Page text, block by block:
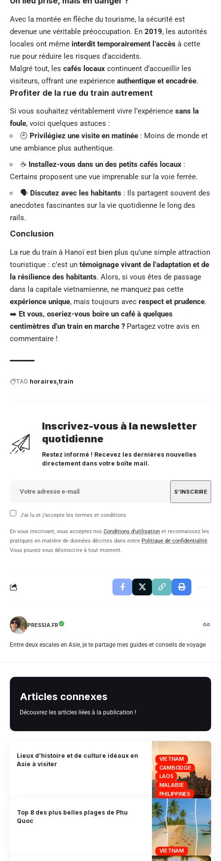
Avec la montée en flèche du tourisme, la sécurité est
devenue une véritable préoccupation. En 2019, les autorités
locales ont même interdit temporairement l’accès à cette
rue pour réduire les risques d’accidents.
Malgré tout, les cafés locaux continuent d’accueillir les
visiteurs, offrant une expérience authentique et encadrée.
Profiter de la rue du train autrement
Si vous souhaitez véritablement vivre l’expérience sans la
foule, voici quelques astuces :
🕘 Privilégiez une visite en matinée : Moins de monde et
une ambiance plus authentique.
☕ Installez-vous dans un des petits cafés locaux :
Certains proposent une vue imprenable sur la voie ferrée.
🗣️ Discutez avec les habitants : Ils partagent souvent des
anecdotes fascinantes sur la vie quotidienne le long des
rails.
Conclusion
La rue du train à Hanoï est bien plus qu’une simple attraction
touristique : c’est un témoignage vivant de l’adaptation et de
la résilience des habitants. Alors, si vous êtes de passage
dans la capitale vietnamienne, ne manquez pas cette
expérience unique, mais toujours avec respect et prudence.
➡️ Et vous, oseriez-vous boire un café à quelques
centimètres d’un train en marche ? Partagez votre avis en
commentaire !
TAG horaires train
Inscrivez-vous à la newsletter
quotidienne
Restez informé ! Recevez les dernières nouvelles
directement dans votre boîte mail.
J'ai lu et j'accepte les termes et conditions
En vous inscrivant, vous acceptez nos Conditions d'utilisation et reconnaissez les
pratiques en matière de données décrites dans notre Politique de confidentialité.
Vous pouvez vous désinscrire à tout moment.
PRESSIA.FR
Entre deux escales en Asie, je te partage mes guides et conseils de voyage
Articles connexes
Découvrez les articles liées à la publication !
VIETNAM
CAMBODGE
LAOS
MALAISIE
PHILIPPINES
Lieux d’histoire et de culture idéaux en
Asie à visiter
VIETNAM
Top 8 des plus belles plages de Phu
Quoc